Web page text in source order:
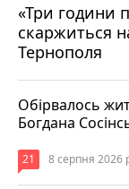
«Три години
скаржиться
Тернополя
8 серпня 2026 р.
Обірвалось
Богдана
21 8 серпня 2026